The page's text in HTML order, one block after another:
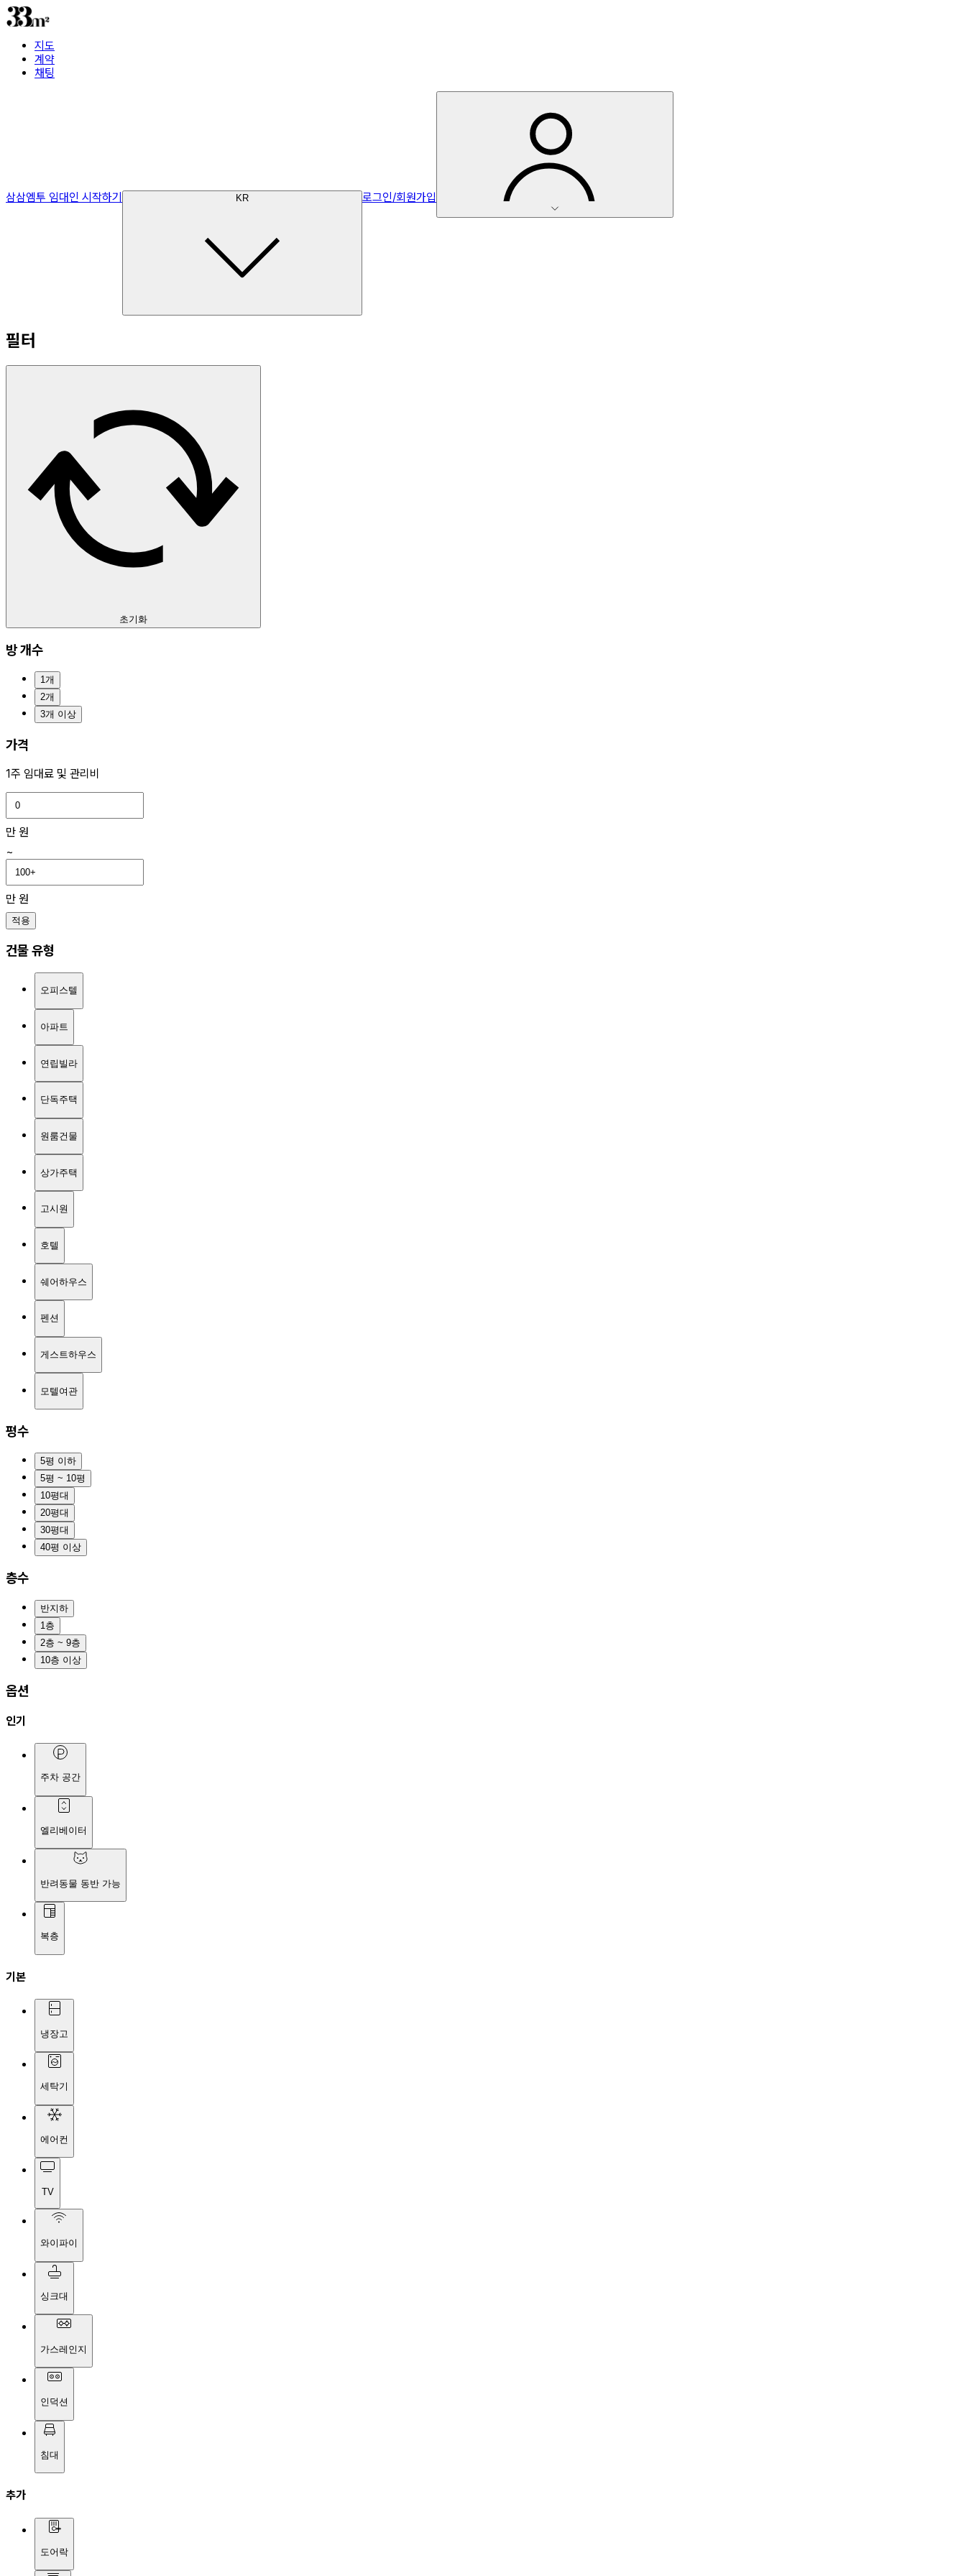
지도
계약
채팅
삼삼엠투 임대인 시작하기 KR 로그인/회원가입
필터
초기화
방 개수
1개
2개
3개 이상
가격
1주 임대료 및 관리비
만 원
~
만 원
적용
건물 유형
오피스텔
아파트
연립빌라
단독주택
원룸건물
상가주택
고시원
호텔
쉐어하우스
펜션
게스트하우스
모텔여관
평수
5평 이하
5평 ~ 10평
10평대
20평대
30평대
40평 이상
층수
반지하
1층
2층 ~ 9층
10층 이상
옵션
인기
주차 공간
엘리베이터
반려동물 동반 가능
복층
기본
냉장고
세탁기
에어컨
TV
와이파이
싱크대
가스레인지
인덕션
침대
추가
도어락